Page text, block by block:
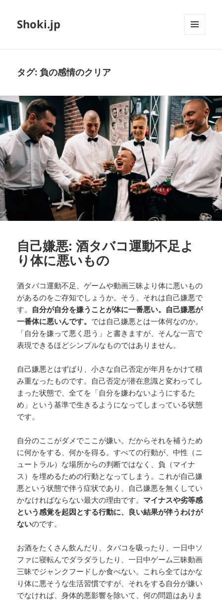
Shoki.jp
タグ:負の感情のクリア
自己嫌悪: 酒タバコ運動不足よ
り体に悪いもの
酒タバコ運動不足、ゲームや動画三昧より体に悪いもの
があるのをご存知でしょうか。そう、それは自己嫌悪で
す。 自分が自分を嫌うことが体に一番悪い。自己嫌悪が
一番体に悪いんです。 では自己嫌悪とは一体何なのか。
「自分を嫌って悪く思う」と書きますが、そんな一言で
表現できるほどシンプルなものではありません。
自己嫌悪とはずばり、小さな自己否定が年月をかけて積
み重なったものです。自己否定が潜在意識と変わってし
まった状態で、全てを「自分を嫌わないようにするた
め」という基準で生きるようになってしまっている状態
です。
自分のここがダメでここが嫌い。だからそれを補うため
に何かをする、何かを得る。すべての行動が、中性（ニ
ュートラル）な場所からの判断ではなく、負（マイナ
ス）を埋めるための行動となってしまう。これが自己嫌
悪という状態で伴う症状であり、自己嫌悪を無くしてい
かなければならない最大の理由です。 マイナスや劣等感
という感覚を起因とする行動に、良い結果が伴うわけが
ないのです。
お酒をたくさん飲んだり、タバコを吸ったり、一日中ソ
ファに寝転んでダラダラしたり、一日中ゲーム三昧動画
三昧でジャンクフードしか食べない。これら全てはかな
り体に悪そうな生活習慣ですが、それをする自分が嫌い
でなければ、身体的悪影響を除いて、何の問題はありま